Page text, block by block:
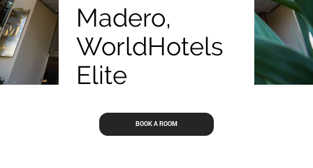
Madero,
WorldHotels
Elite
BOOK A ROOM